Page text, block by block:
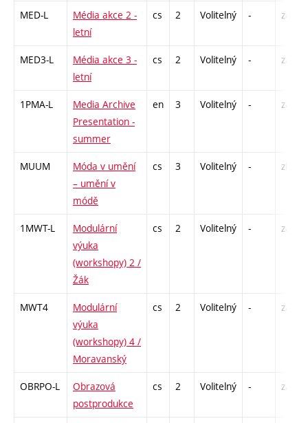
MED-L
Média akce 2 -
letní
cs 2 Volitelný - zá
MED3-L
Média akce 3 -
letní
cs 2 Volitelný - zá
1PMA-L
Media Archive
Presentation -
summer
en 3 Volitelný - zá
MUUM
Móda v umění
– umění v
módě
cs 3 Volitelný - zk
1MWT-L
Modulární
výuka
(workshopy) 2 /
Žák
cs 2 Volitelný - zá
MWT4
Modulární
výuka
(workshopy) 4 /
Moravanský
cs 2 Volitelný - zá
OBRPO-L
Obrazová
postprodukce
cs 2 Volitelný - zá